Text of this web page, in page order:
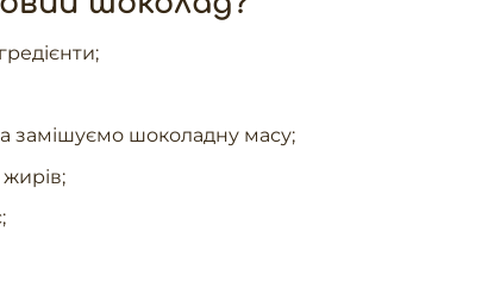
замішуємо шоколадну масу;